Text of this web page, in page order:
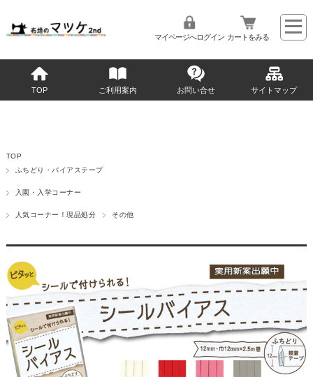
マイページへログイン カートをみる
TOP ご利用案内 お問い合せ サイトマップ
TOP
ふちどり・バイアステープ
入園・入学コーナー
人気コーナー！現品処分 その他